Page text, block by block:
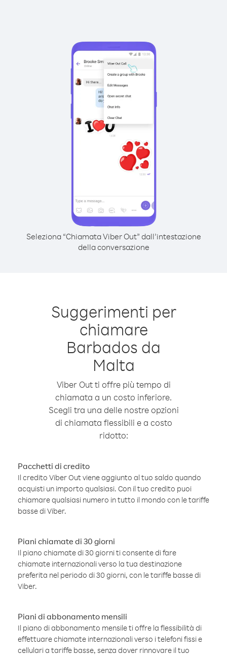
Seleziona “Chiamata Viber Out” dall’intestazione
della conversazione
Suggerimenti per
chiamare
Barbados da
Malta
Viber Out ti offre più tempo di
chiamata a un costo inferiore.
Scegli tra una delle nostre opzioni
di chiamata flessibili e a costo
ridotto:
Pacchetti di credito
Il credito Viber Out viene aggiunto al tuo saldo quando
acquisti un importo qualsiasi. Con il tuo credito puoi
chiamare qualsiasi numero in tutto il mondo con le tariffe
basse di Viber.
Piani chiamate di 30 giorni
Il piano chiamate di 30 giorni ti consente di fare
chiamate internazionali verso la tua destinazione
preferita nel periodo di 30 giorni, con le tariffe basse di
Viber.
Piani di abbonamento mensili
Il piano di abbonamento mensile ti offre la flessibilità di
effettuare chiamate internazionali verso i telefoni fissi e
cellulari a tariffe basse, senza dover rinnovare il tuo